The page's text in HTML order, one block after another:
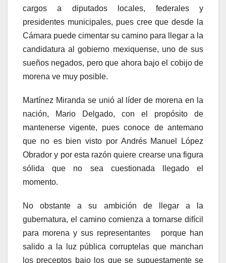
cargos a diputados locales, federales y
presidentes municipales, pues cree que desde la
Cámara puede cimentar su camino para llegar a la
candidatura al gobierno mexiquense, uno de sus
sueños negados, pero que ahora bajo el cobijo de
morena ve muy posible.
Martínez Miranda se unió al líder de morena en la
nación, Mario Delgado, con el propósito de
mantenerse vigente, pues conoce de antemano
que no es bien visto por Andrés Manuel López
Obrador y por esta razón quiere crearse una figura
sólida que no sea cuestionada llegado el
momento.
No obstante a su ambición de llegar a la
gubernatura, el camino comienza a tornarse difícil
para morena y sus representantes porque han
salido a la luz pública corruptelas que manchan
los preceptos bajo los que se supuestamente se